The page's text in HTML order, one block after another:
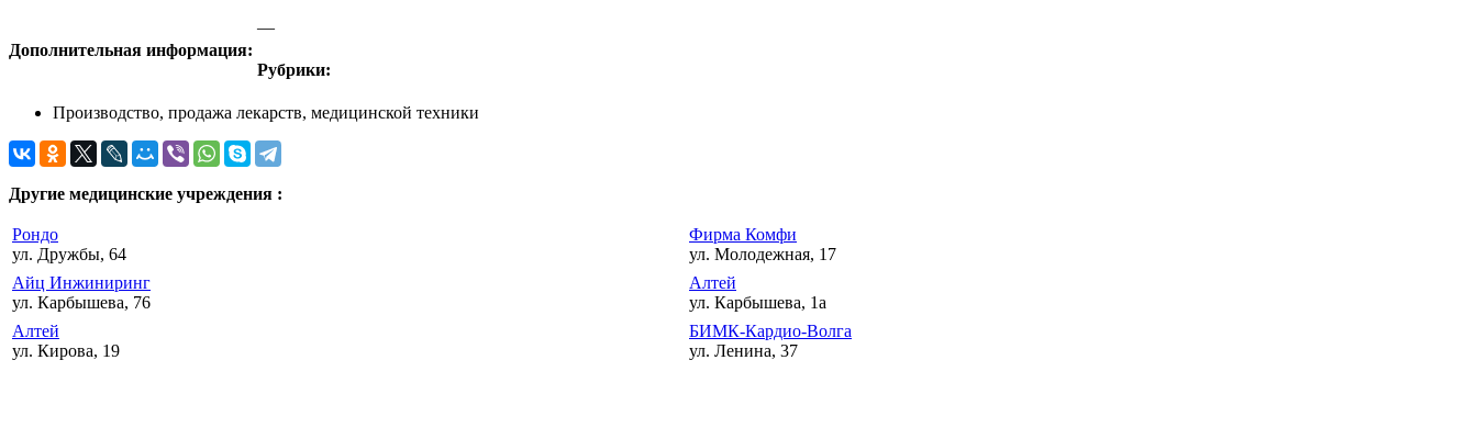
Дополнительная информация:
—
Рубрики:
Производство, продажа лекарств, медицинской техники
Другие медицинские учреждения :
Рондо
ул. Дружбы, 64
Фирма Комфи
ул. Молодежная, 17
Айц Инжиниринг
ул. Карбышева, 76
Алтей
ул. Карбышева, 1а
Алтей
ул. Кирова, 19
БИМК-Кардио-Волга
ул. Ленина, 37